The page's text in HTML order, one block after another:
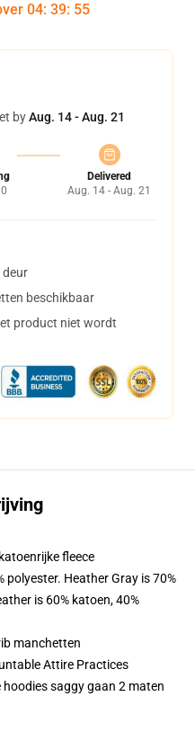
04: 39: 54
byAug. 14 - Aug. 21
Delivered
Aug. 14 - Aug. 21
deur
beschikbaar
product niet wordt
fleece
polyester. Heather Gray is 70%
is 60% katoen, 40%
manchetten
Attire Practices
hoodies saggy gaan 2 maten